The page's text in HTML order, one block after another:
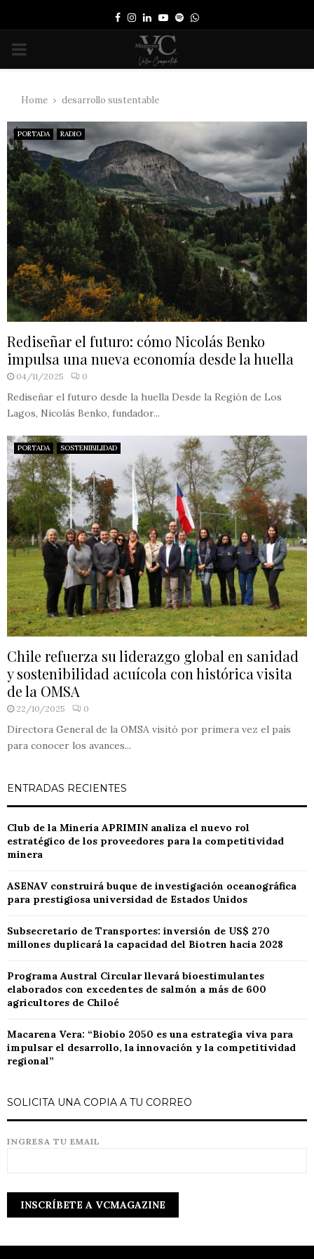
Facebook
Instagram
LinkedinYoutube
SpotifyWhatsapp
PRIMARY
Home desarrollo sustentable
PORTADA RADIO
Rediseñar el futuro: cómo Nicolás Benko
impulsa una nueva economía desde la huella
04/11/2025 0
Rediseñar el futuro desde la huella Desde la Región de Los
Lagos, Nicolás Benko, fundador...
PORTADA SOSTENIBILIDAD
Chile refuerza su liderazgo global en sanidad
y sostenibilidad acuícola con histórica visita
de la OMSA
22/10/2025 0
Directora General de la OMSA visitó por primera vez el país
para conocer los avances...
ENTRADAS RECIENTES
Club de la Minería APRIMIN analiza el nuevo rol
estratégico de los proveedores para la competitividad
minera
ASENAV construirá buque de investigación oceanográfica
para prestigiosa universidad de Estados Unidos
Subsecretario de Transportes: inversión de US$ 270
millones duplicará la capacidad del Biotren hacia 2028
Programa Austral Circular llevará bioestimulantes
elaborados con excedentes de salmón a más de 600
agricultores de Chiloé
Macarena Vera: “Biobío 2050 es una estrategia viva para
impulsar el desarrollo, la innovación y la competitividad
regional”
SOLICITA UNA COPIA A TU CORREO
INGRESA TU EMAIL